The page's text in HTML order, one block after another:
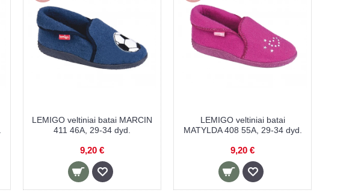
LEMIGO veltiniai batai MARCIN
411 46A, 29-34 dyd.
9,20 €
LEMIGO veltiniai batai
MATYLDA 408 55A, 29-34 dyd.
9,20 €